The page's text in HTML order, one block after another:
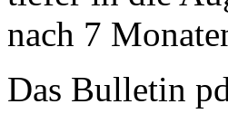
nach 7
Das Bulletin